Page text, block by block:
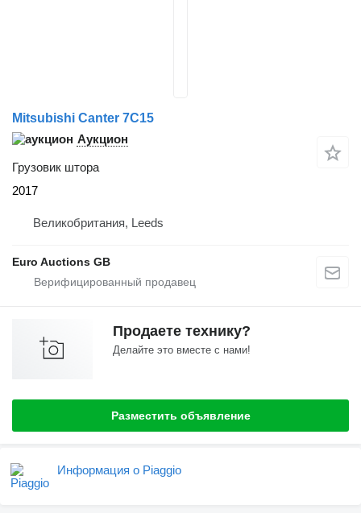
Mitsubishi Canter 7C15
Аукцион
Грузовик штора
2017
Великобритания, Leeds
Euro Auctions GB
Продаете технику?
Делайте это вместе с нами!
Разместить объявление
Информация о Piaggio